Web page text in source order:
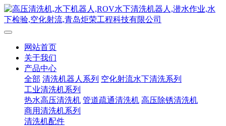
网站首页
关于我们
产品中心
全部 清洗机器人系列 空化射流水下清洗系列
工业清洗机系列
热水高压清洗机 管道疏通清洗机 高压除锈清洗机
商用清洗机系列
清洗机配件